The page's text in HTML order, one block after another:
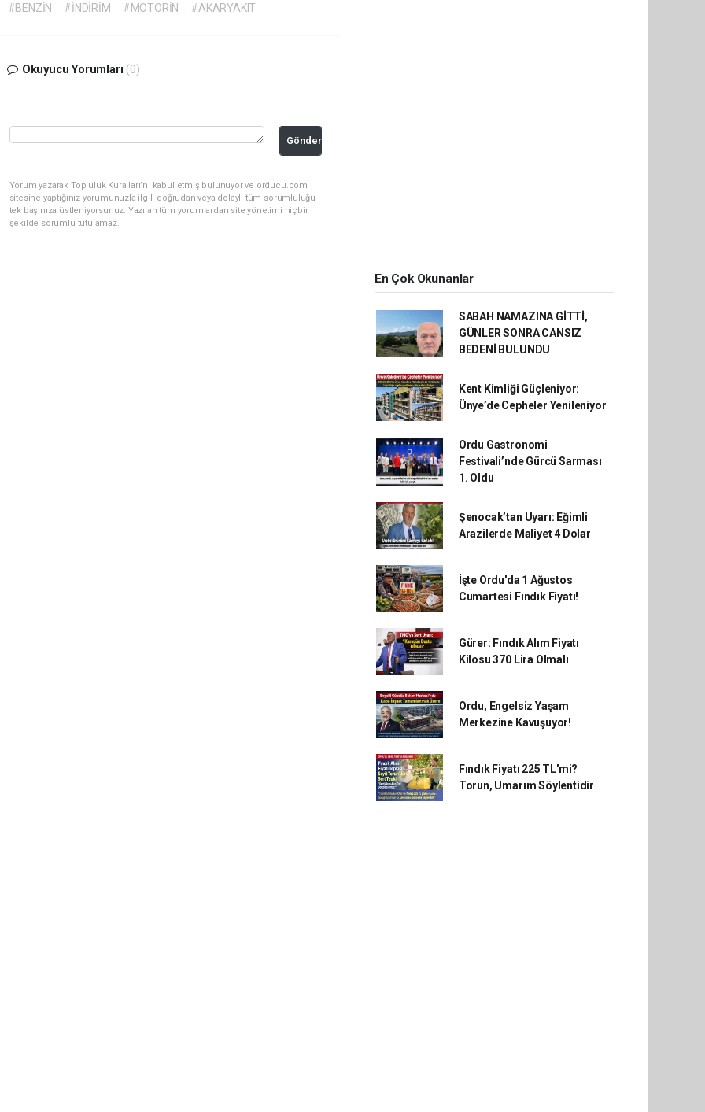
#BENZİN #İNDİRİM #MOTORİN #AKARYAKIT
Okuyucu Yorumları (0)
Gönder
Yorum yazarak Topluluk Kuralları’nı kabul etmiş bulunuyor ve orducu.com
sitesine yaptığınız yorumunuzla ilgili doğrudan veya dolaylı tüm sorumluluğu
tek başınıza üstleniyorsunuz. Yazılan tüm yorumlardan site yönetimi hiçbir
şekilde sorumlu tutulamaz.
En Çok Okunanlar
SABAH NAMAZINA GİTTİ,
GÜNLER SONRA CANSIZ
BEDENİ BULUNDU
Kent Kimliği Güçleniyor:
Ünye’de Cepheler Yenileniyor
Ordu Gastronomi
Festivali’nde Gürcü Sarması
1. Oldu
Şenocak’tan Uyarı: Eğimli
Arazilerde Maliyet 4 Dolar
İşte Ordu'da 1 Ağustos
Cumartesi Fındık Fiyatı!
Gürer: Fındık Alım Fiyatı
Kilosu 370 Lira Olmalı
Ordu, Engelsiz Yaşam
Merkezine Kavuşuyor!
Fındık Fiyatı 225 TL'mi?
Torun, Umarım Söylentidir